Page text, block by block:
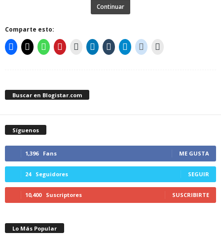
Continuar
Comparte esto:
Buscar en Blogistar.com
Síguenos
1,396 Fans ME GUSTA
24 Seguidores SEGUIR
10,400 Suscriptores SUSCRIBIRTE
Lo Más Popular